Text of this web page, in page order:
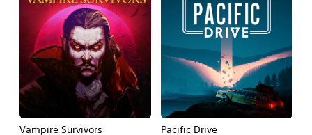
Vampire Survivors Pacific Drive